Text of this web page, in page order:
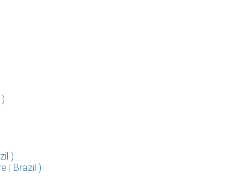
)
| Brazil )